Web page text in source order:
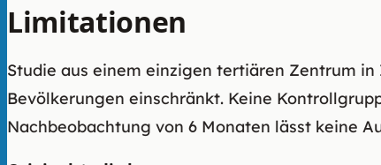
Limitationen
Studie aus einem einzigen tertiären Zentrum
Bevölkerungen einschränkt. Keine
Nachbeobachtung von 6 Monaten lässt keine